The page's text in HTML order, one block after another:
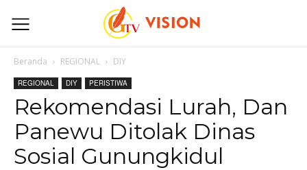
Beranda REGIONAL DIY
REGIONAL DIY PERISTIWA
Rekomendasi Lurah, Dan
Panewu Ditolak Dinas
Sosial Gunungkidul